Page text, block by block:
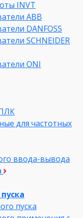
INVT
ABB
DANFOSS
SCHNEIDER
ONI
для частотных
ввода-вывода
пуска